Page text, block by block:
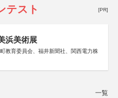
テスト [PR]
浜美術展
教育委員会、福井新聞社、関西電力株
一覧